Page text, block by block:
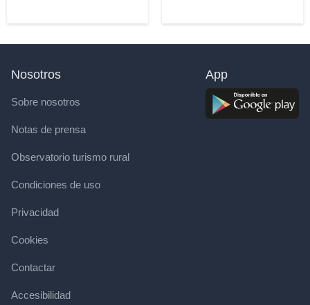
Nosotros
Sobre nosotros
Notas de prensa
Observatorio turismo rural
Condiciones de uso
Privacidad
Cookies
Contactar
Accesibilidad
App